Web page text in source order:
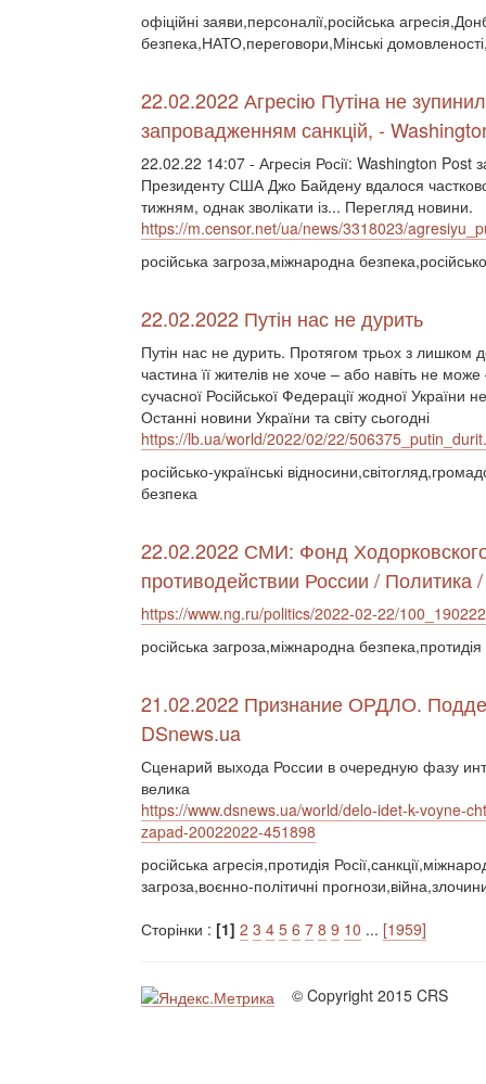
офіційні заяви,персоналії,російська
безпека,НАТО,переговори,Мінські
22.02.2022 Агресію Путіна не
запровадженням санкцій, -
22.02.22 14:07 - Агресія Росії: Washington Post
Президенту США Джо Байдену вдалося
тижням, однак зволікати із... Перегляд новини.
https://m.censor.net/ua/news/3318023/
російська загроза,міжнародна
22.02.2022 Путін нас не дурить
Путін нас не дурить. Протягом трьох з лишком
частина її жителів не хоче – або навіть не
сучасної Російської Федерації жодної України
Останні новини України та світу сьогодні
https://lb.ua/world/2022/02/22/
російсько-українські
безпека
22.02.2022 СМИ: Фонд
противодействии России / Политика
https://www.ng.ru/politics/2022-02-22/
російська загроза,міжнародна безпека,протидія
21.02.2022 Признание ОРДЛО.
DSnews.ua
Сценарий выхода России в очередную фазу
велика
https://www.dsnews.ua/world/delo-idet-k-voyne-
zapad-20022022-451898
російська агресія,протидія
загроза,воєнно-політичні
Сторінки : [1] 2 3 4 5 6 7 8 9 10 ... [1959]
© Copyright 2015 CRS